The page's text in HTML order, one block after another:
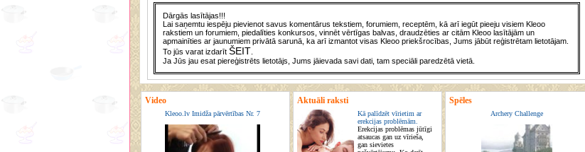
Dārgās lasītājas!!!
Lai saņemtu iespēju pievienot savus komentārus tekstiem, forumiem, receptēm, kā arī iegūt pieeju visiem Kleoo
rakstiem un forumiem, piedalīties konkursos, vinnēt vērtīgas balvas, draudzēties ar citām Kleoo lasītājām un
apmainīties ar jaunumiem privātā sarunā, ka arī izmantot visas Kleoo priekšrocības, Jums jābūt reģistrētam lietotājam.
To jūs varat izdarītŠEIT
Ja Jūs jau esat piereģistrēts lietotājs, Jums jāievada savi dati, tam speciāli paredzētā vietā.
Video
Kleoo.lv Imidža pārvērtības Nr. 7
Aktuāli raksti
Kā palīdzēt vīrietim ar
erekcijas problēmām.
Erekcijas problēmas jūtīgi
atsaucas gan uz vīrieša,
gan sievietes
Spēles
Archery Challenge